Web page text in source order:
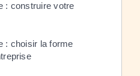
: construire votre
: choisir la forme